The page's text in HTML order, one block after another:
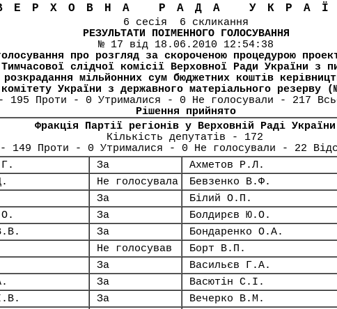
РАДА
6 сесія 6 скликання
РЕЗУЛЬТАТИ ПОІМЕННОГО ГОЛОСУВАННЯ
№ 17 від 18.06.2010 12:54:38
про розгляд за скороченою процедурою
слідчої комісії Верховної Ради України з
розкрадання мільйонних сум бюджетних коштів
комітету України з державного матеріального резерву
195 Проти - 0 Утрималися - 0 Не голосували - 217
Рішення прийнято
Фракція Партії регіонів у Верховній Раді України
Кількість депутатів - 172
149 Проти - 0 Утрималися - 0 Не голосували - 22
За Ахметов Р.Л.
Не голосувала Бевзенко В.Ф.
За Білий О.П.
За Болдирєв Ю.О.
За Бондаренко О.А.
Не голосував Борт В.П.
За Васильєв Г.А.
За Васютін С.І.
За Вечерко В.М.